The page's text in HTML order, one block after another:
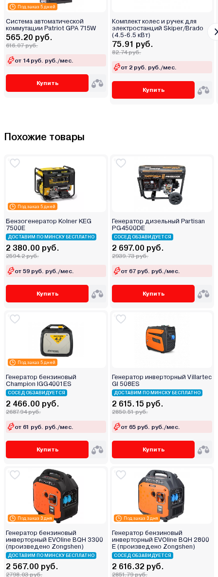
Под заказ 5 дней
Система автоматической
коммутации Patriot GPA 715W
565.20 руб.
616.07 руб.
от 14 руб. руб./мес.
Купить
Комплект колес и ручек для
электростанций Skiper/Brado
(4.5-6.5 кВт)
75.91 руб.
82.74 руб.
от 2 руб. руб./мес.
Купить
Похожие товары
Под заказ 5 дней
Бензогенератор Kolner KEG
7500E
ДОСТАВИМ ПО МИНСКУ БЕСПЛАТНО
2 380.00 руб.
2594.2 руб.
от 59 руб. руб./мес.
Купить
Генератор дизельный Partisan
PG4500DE
СОСЕД ОБЗАВИДУЕТСЯ
2 697.00 руб.
2939.73 руб.
от 67 руб. руб./мес.
Купить
Под заказ 5 дней
Генератор бензиновый
Champion IGG4001ES
СОСЕД ОБЗАВИДУЕТСЯ
2 466.00 руб.
2687.94 руб.
от 61 руб. руб./мес.
Купить
Генератор инверторный Villartec
GI 508ES
ДОСТАВИМ ПО МИНСКУ БЕСПЛАТНО
2 615.15 руб.
2850.51 руб.
от 65 руб. руб./мес.
Купить
Под заказ 3 дня
Генератор бензиновый
инверторный EVOline BQH 3300
(произведено Zongshen)
ДОСТАВИМ ПО МИНСКУ БЕСПЛАТНО
2 567.00 руб.
2798.03 руб.
Под заказ 3 дня
Генератор бензиновый
инверторный EVOline BQH 2800
E (произведено Zongshen)
СОСЕД ОБЗАВИДУЕТСЯ
2 616.32 руб.
2851.79 руб.